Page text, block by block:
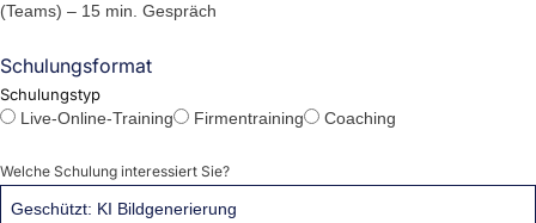
(Teams) – 15 min. Gespräch
Schulungsformat
Schulungstyp
Live-Online-Training
Firmentraining Coaching
Welche Schulung interessiert Sie?